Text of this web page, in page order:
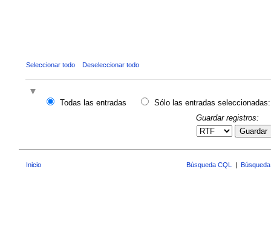
Seleccionar todo Deseleccionar todo
Todas las entradas
Sólo las entradas seleccionadas:
Guardar registros:
Guardar
Inicio Búsqueda CQL